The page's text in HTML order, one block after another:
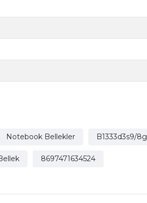
Notebook Bellekler B1333d3s9/8g
8697471634524